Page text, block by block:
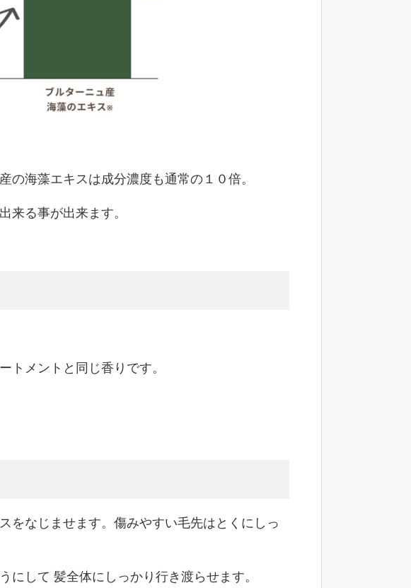
の海藻エキスは成分濃度も通常の１０倍。
来る事が出来ます。
トメントと同じ香りです。
をなじませます。傷みやすい毛先はとくにしっ
にして 髪全体にしっかり行き渡らせます。